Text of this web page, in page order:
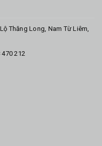
Thăng Long, Nam Từ Liêm,
212